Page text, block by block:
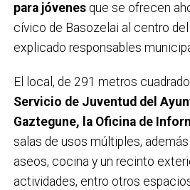
para jóvenesque se ofrecen
cívico de Basozelai al centro del
explicado responsables
El local, de 291 metros
Servicio de Juventud del
Gaztegune, la Oficina de
salas de usos múltiples,
aseos, cocina y un recinto
actividades, entro otros